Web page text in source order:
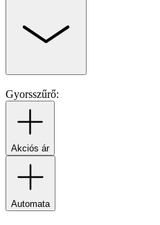
Gyorsszűrő:
Akciós ár
Automata